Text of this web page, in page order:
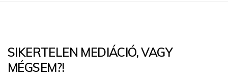
SIKERTELEN MEDIÁCIÓ, VAGY
MÉGSEM?!